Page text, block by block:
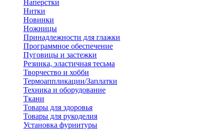
Наперстки
Нитки
Новинки
Ножницы
Принадлежности для глажки
Программное обеспечение
Пуговицы и застежки
Резинка, эластичная тесьма
Творчество и хобби
Термоаппликации/Заплатки
Техника и оборудование
Ткани
Товары для здоровья
Товары для рукоделия
Установка фурнитуры